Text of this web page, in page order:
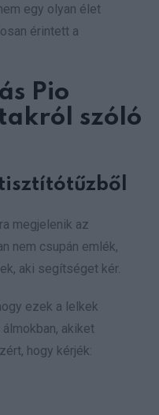
egy olyan élet
érintett a
Pio
szóló
megjelenik az
nem csupán emlék,
aki segítséget kér.
ezek a lelkek
akiket
hogy kérjék: